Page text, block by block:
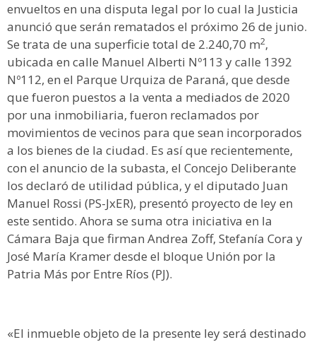
envueltos en una disputa legal por lo cual la Justicia
anunció que serán rematados el próximo 26 de junio.
Se trata de una superficie total de 2.240,70 m2,
ubicada en calle Manuel Alberti Nº113 y calle 1392
Nº112, en el Parque Urquiza de Paraná, que desde
que fueron puestos a la venta a mediados de 2020
por una inmobiliaria, fueron reclamados por
movimientos de vecinos para que sean incorporados
a los bienes de la ciudad. Es así que recientemente,
con el anuncio de la subasta, el Concejo Deliberante
los declaró de utilidad pública, y el diputado Juan
Manuel Rossi (PS-JxER), presentó proyecto de ley en
este sentido. Ahora se suma otra iniciativa en la
Cámara Baja que firman Andrea Zoff, Stefanía Cora y
José María Kramer desde el bloque Unión por la
Patria Más por Entre Ríos (PJ).
«El inmueble objeto de la presente ley será destinado